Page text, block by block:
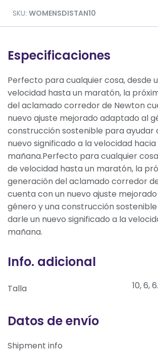
SKU: WOMENSDISTAN10
Especificaciones
Perfecto para cualquier cosa, desde
velocidad hasta un maratón, la
del aclamado corredor de Newton
nuevo ajuste mejorado adaptado al
construcción sostenible para ayudar
nuevo significado a la velocidad hacia
mañana.Perfecto para cualquier
de velocidad hasta un maratón, la
generación del aclamado corredor
cuenta con un nuevo ajuste
género y una construcción
darle un nuevo significado a la
mañana.
Info. adicional
Talla 10, 6,
Datos de envío
Shipment info